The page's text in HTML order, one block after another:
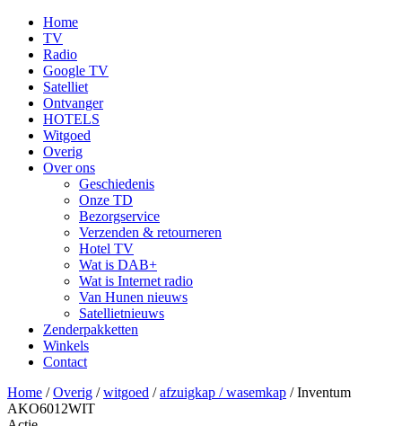
Home
TV
Radio
Google TV
Satelliet
Ontvanger
HOTELS
Witgoed
Overig
Over ons
Geschiedenis
Onze TD
Bezorgservice
Verzenden & retourneren
Hotel TV
Wat is DAB+
Wat is Internet radio
Van Hunen nieuws
Satellietnieuws
Zenderpakketten
Winkels
Contact
Home /Overig /witgoed /afzuigkap / wasemkap / Inventum
AKO6012WIT